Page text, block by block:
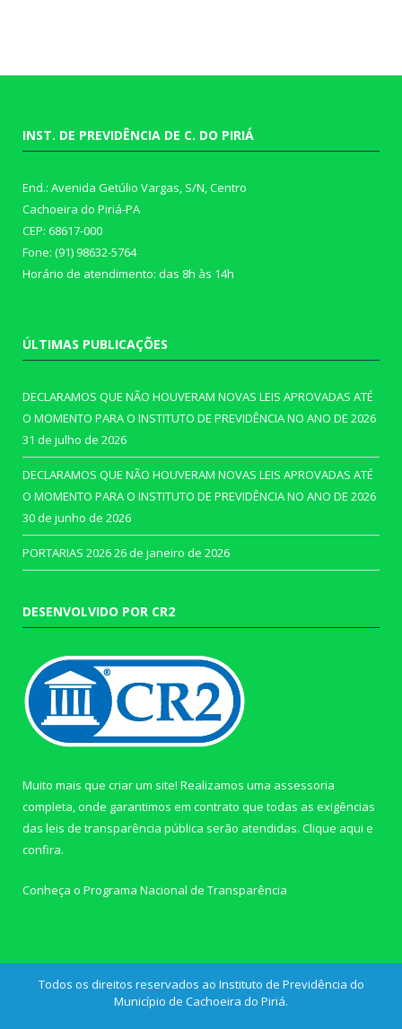
INST. DE PREVIDÊNCIA DE C. DO PIRIÁ
End.: Avenida Getúlio Vargas, S/N, Centro
Cachoeira do Piriá-PA
CEP: 68617-000
Fone: (91) 98632-5764
Horário de atendimento: das 8h às 14h
ÚLTIMAS PUBLICAÇÕES
DECLARAMOS QUE NÃO HOUVERAM NOVAS LEIS APROVADAS ATÉ
O MOMENTO PARA O INSTITUTO DE PREVIDÊNCIA NO ANO DE 2026
31 de julho de 2026
DECLARAMOS QUE NÃO HOUVERAM NOVAS LEIS APROVADAS ATÉ
O MOMENTO PARA O INSTITUTO DE PREVIDÊNCIA NO ANO DE 2026
30 de junho de 2026
PORTARIAS 202626 de janeiro de 2026
DESENVOLVIDO POR CR2
Muito mais que criar um site! Realizamos uma assessoria
completa, onde garantimos em contrato que todas as exigências
das leis de transparência pública serão atendidas. Clique aqui e
confira.
Conheça o Programa Nacional de Transparência
Todos os direitos reservados ao Instituto de Previdência do
Município de Cachoeira do Piriá.